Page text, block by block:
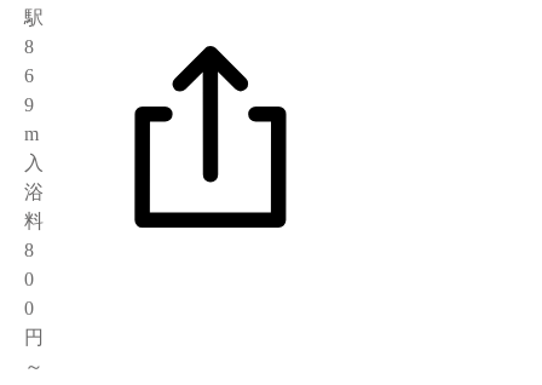
駅
8
6
9
m
入
浴
料
8
0
0
円
～